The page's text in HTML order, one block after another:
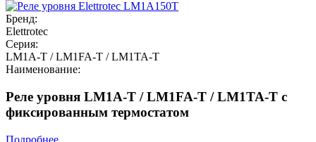
Бренд:
Elettrotec
Серия:
LM1A-T / LM1FA-T / LM1TA-T
Наименование:
Реле уровня LM1A-T / LM1FA-T / LM1TA-T с
фиксированным термостатом
Подробнее